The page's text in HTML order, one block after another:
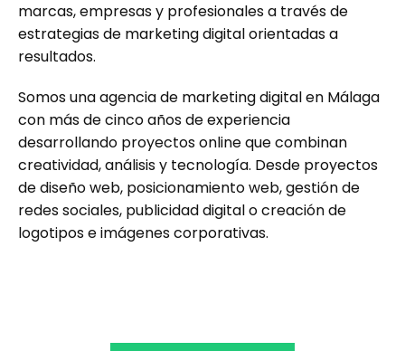
marcas, empresas y profesionales a través de
estrategias de marketing digital orientadas a
resultados.
Somos una agencia de marketing digital en Málaga
con más de cinco años de experiencia
desarrollando proyectos online que combinan
creatividad, análisis y tecnología. Desde proyectos
de diseño web, posicionamiento web, gestión de
redes sociales, publicidad digital o creación de
logotipos e imágenes corporativas.